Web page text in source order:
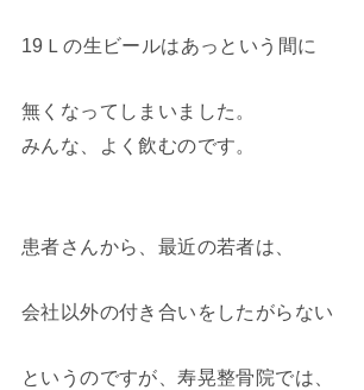
19Ｌの生ビールはあっという間に
無くなってしまいました。
みんな、よく飲むのです。
患者さんから、最近の若者は、
会社以外の付き合いをしたがらない
というのですが、寿晃整骨院では、